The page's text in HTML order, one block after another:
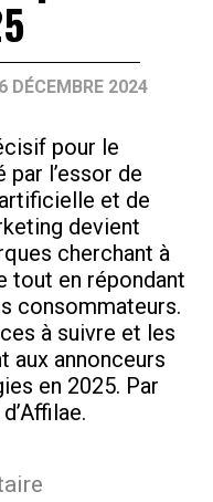
DÉCEMBRE 2024
pour le
l’essor de
et de
devient
cherchant à
tout en répondant
consommateurs.
à suivre et les
aux annonceurs
en 2025. Par